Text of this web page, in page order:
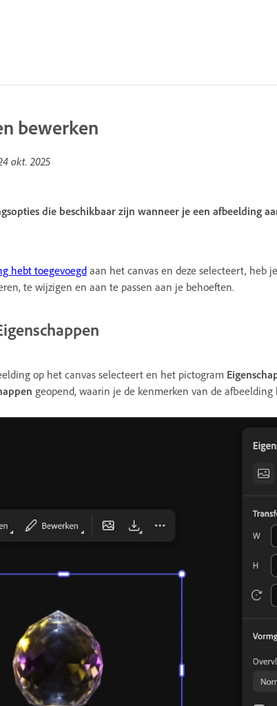
bewerken
okt. 2025
die beschikbaar zijn wanneer je een afbeelding
hebt toegevoegd aan het canvas en deze selecteert, heb
te wijzigen en aan te passen aan je behoeften.
op het canvas selecteert en het pictogram
geopend, waarin je de kenmerken van de afbeelding